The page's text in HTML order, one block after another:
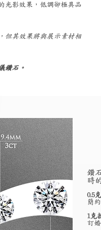
光影效果，低調卻極具品
但其效果將與展示素材相
鑽石。
鑽
時
0.5
簡
1克
訂